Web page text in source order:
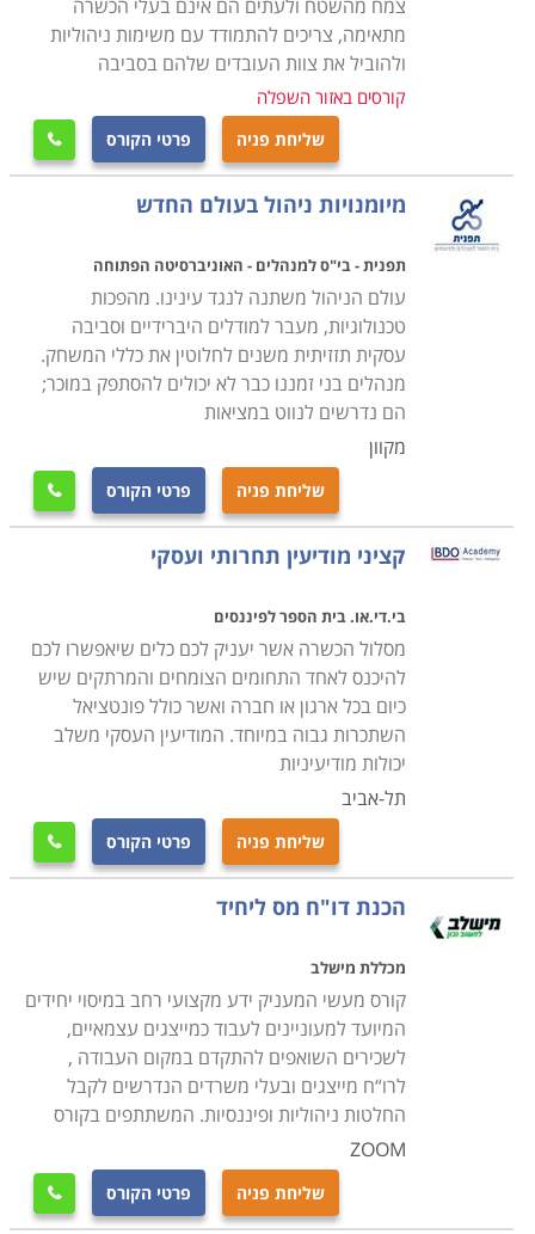
צמח מהשטח ולעתים הם אינם בעלי הכשרה
מתאימה, צריכים להתמודד עם משימות ניהוליות
ולהוביל את צוות העובדים שלהם בסביבה
קורסים באזור השפלה
שליחת פניה פרטי הקורס 
מיומנויות ניהול בעולם החדש
תפנית - בי"ס למנהלים - האוניברסיטה הפתוחה
עולם הניהול משתנה לנגד עינינו. מהפכות
טכנולוגיות, מעבר למודלים היברידיים וסביבה
עסקית תזזיתית משנים לחלוטין את כללי המשחק.
מנהלים בני זמננו כבר לא יכולים להסתפק במוכר;
הם נדרשים לנווט במציאות
מקוון
שליחת פניה פרטי הקורס 
קציני מודיעין תחרותי ועסקי
בי.די.או. בית הספר לפיננסים
מסלול הכשרה אשר יעניק לכם כלים שיאפשרו לכם
להיכנס לאחד התחומים הצומחים והמרתקים שיש
כיום בכל ארגון או חברה ואשר כולל פונטציאל
השתכרות גבוה במיוחד. המודיעין העסקי משלב
יכולות מודיעיניות
תל-אביב
שליחת פניה פרטי הקורס 
הכנת דו"ח מס ליחיד
מכללת מישלב
קורס מעשי המעניק ידע מקצועי רחב במיסוי יחידים
המיועד למעוניינים לעבוד כמייצגים עצמאיים,
לשכירים השואפים להתקדם במקום העבודה ,
לרו“ח מייצגים ובעלי משרדים הנדרשים לקבל
החלטות ניהוליות ופיננסיות. המשתתפים בקורס
ZOOM
שליחת פניה פרטי הקורס 